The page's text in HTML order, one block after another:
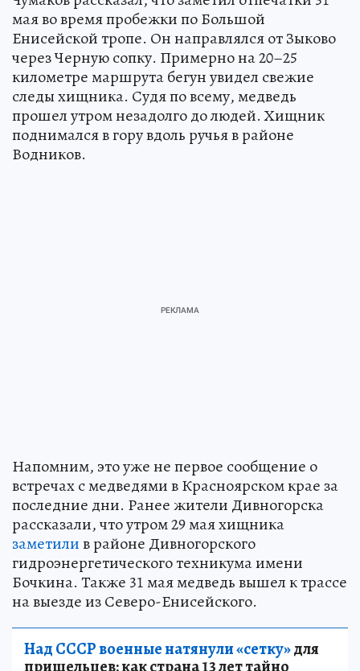
мая во время пробежки по Большой
Енисейской тропе. Он направлялся от Зыково
через Черную сопку. Примерно на 20–25
километре маршрута бегун увидел свежие
следы хищника. Судя по всему, медведь
прошел утром незадолго до людей. Хищник
поднимался в гору вдоль ручья в районе
Водников.
Напомним, это уже не первое сообщение о
встречах с медведями в Красноярском крае за
последние дни. Ранее жители Дивногорска
рассказали, что утром 29 мая хищника
заметилив районе Дивногорского
гидроэнергетического техникума имени
Бочкина. Также 31 мая медведь вышел к трассе
на выезде из Северо-Енисейского.
Над СССР военные натянули «сетку»для
пришельцев: как страна 13 лет тайно